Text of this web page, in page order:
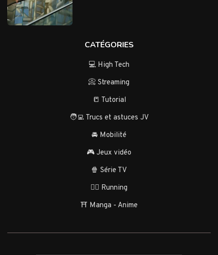
CATÉGORIES
💻 High Tech
📀 Streaming
📒 Tutorial
🧑‍💻 Trucs et astuces JV
🚘 Mobilité
🎮 Jeux vidéo
🍿 Série TV
🏃‍♂️ Running
⛩️ Manga - Anime